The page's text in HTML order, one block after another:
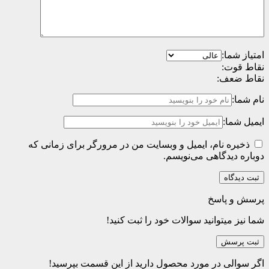
امتیاز شما:
نقاط قوت:
نقاط ضعف:
نام شما:
ایمیل شما:
ذخیره نام، ایمیل و وبسایت من در مرورگر برای زمانی که
دوباره دیدگاهی می‌نویسم.
پرسش و پاسخ
شما نیز میتوانید سوالات خود را ثبت کنید!
ثبت پرسش
اگر سوالی در مورد محصول دارید از این قسمت بپرسید!